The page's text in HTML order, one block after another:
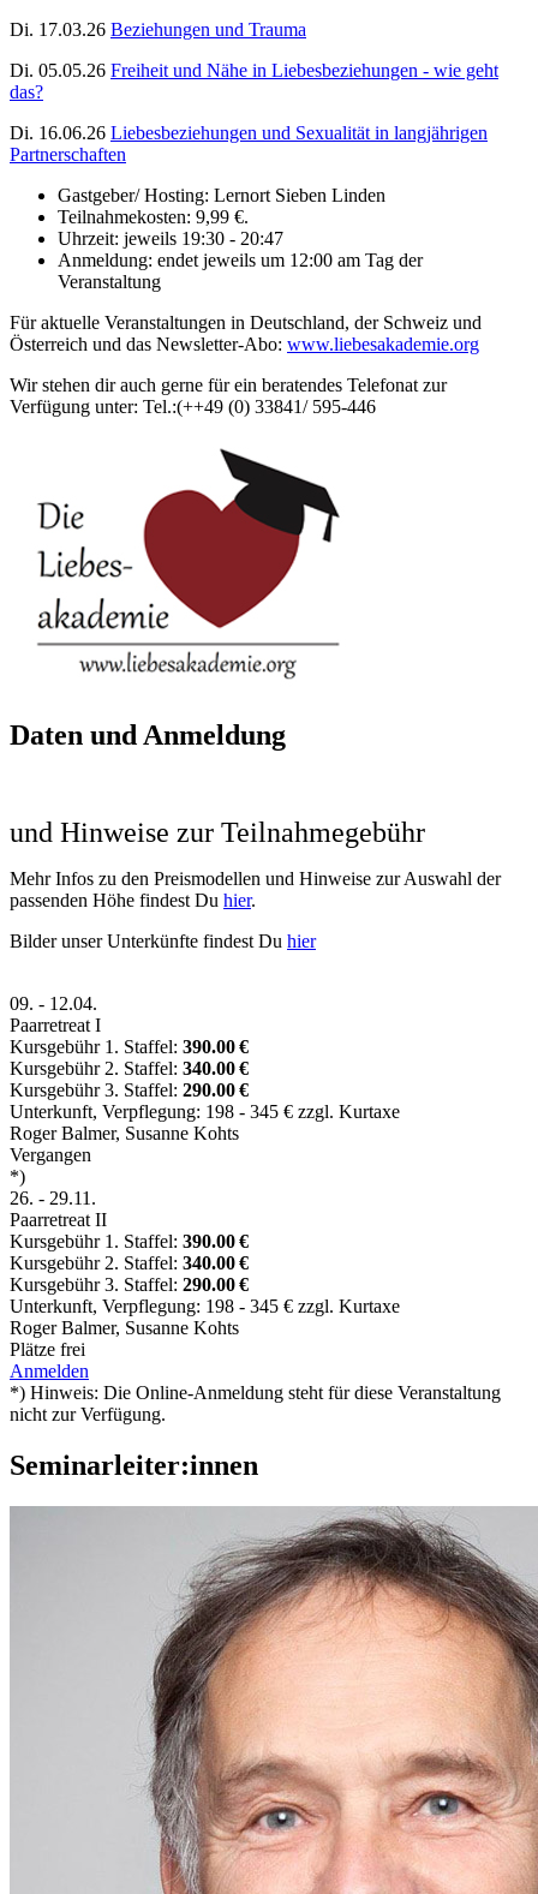
Di. 17.03.26 Beziehungen und Trauma
Di. 05.05.26 Freiheit und Nähe in Liebesbeziehungen - wie geht
das?
Di. 16.06.26 Liebesbeziehungen und Sexualität in langjährigen
Partnerschaften
Gastgeber/ Hosting: Lernort Sieben Linden
Teilnahmekosten: 9,99 €.
Uhrzeit: jeweils 19:30 - 20:47
Anmeldung: endet jeweils um 12:00 am Tag der
Veranstaltung
Für aktuelle Veranstaltungen in Deutschland, der Schweiz und
Österreich und das Newsletter-Abo: www.liebesakademie.org
Wir stehen dir auch gerne für ein beratendes Telefonat zur
Verfügung unter: Tel.:(++49 (0) 33841/ 595-446
Daten und Anmeldung
und Hinweise zur Teilnahmegebühr
Mehr Infos zu den Preismodellen und Hinweise zur Auswahl der
passenden Höhe findest Du hier.
Bilder unser Unterkünfte findest Du hier
09. - 12.04.
Paarretreat I
Kursgebühr 1. Staffel: 390.00 €
Kursgebühr 2. Staffel: 340.00 €
Kursgebühr 3. Staffel: 290.00 €
Unterkunft, Verpflegung: 198 - 345 € zzgl. Kurtaxe
Roger Balmer, Susanne Kohts
Vergangen
*)
26. - 29.11.
Paarretreat II
Kursgebühr 1. Staffel: 390.00 €
Kursgebühr 2. Staffel: 340.00 €
Kursgebühr 3. Staffel: 290.00 €
Unterkunft, Verpflegung: 198 - 345 € zzgl. Kurtaxe
Roger Balmer, Susanne Kohts
Plätze frei
Anmelden
*) Hinweis: Die Online-Anmeldung steht für diese Veranstaltung
nicht zur Verfügung.
Seminarleiter:innen